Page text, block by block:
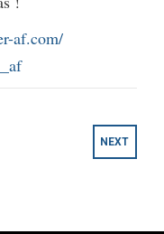
af.com/
NEXT